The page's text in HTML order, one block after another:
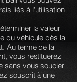
liés à l'utilisation
la valeur
du véhicule dès la
Au terme de la
vous restituerez
sans vous soucier
souscrit à une